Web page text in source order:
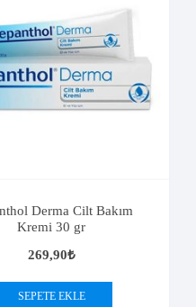
Derma Cilt Bakım
Kremi 30 gr
269,90₺
SEPETE EKLE